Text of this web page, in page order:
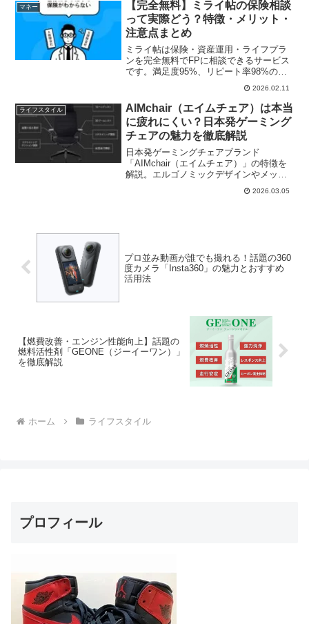
マネー
【完全無料】ミライ帖の保険相談
って実際どう？特徴・メリット・
注意点まとめ
ミライ帖は保険・資産運用・ライフプラ
ンを完全無料でFPに相談できるサービス
です。満足度95%、リピート率98%の実
績を持つベテランFPが、あなたに合った
保険選びをサポート。特徴・メリット・
注意点・利用の流れをまとめて解説しま
す。
2026.02.11
ライフスタイル
AIMchair（エイムチェア）は本当
に疲れにくい？日本発ゲーミング
チェアの魅力を徹底解説
日本発ゲーミングチェアブランド
「AIMchair（エイムチェア）」の特徴を
解説。エルゴノミックデザインやメッシ
ュ素材、AIMchair Proとの違いなどを分
2026.03.05
プロ並み動画が誰でも撮れる！話題の360
度カメラ「Insta360」の魅力とおすすめ
活用法
【燃費改善・エンジン性能向上】話題の
燃料活性剤「GEONE（ジーイーワン）」
を徹底解説
ホーム ライフスタイル
プロフィール